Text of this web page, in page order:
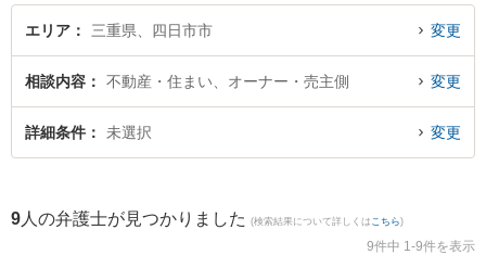
護士や杉岡法律事務所の杉岡 弘章弁護士、四日市エース法律事務所の鈴木 克昌
すぐに弁護士に相談したい』『オーナー・売主側の不動産問題のトラブル解決
の実績豊富な近くの弁護士を検索したい』『初回相談無料でオーナー・売主側
の不動産問題を法律相談できる四日市市内の弁護士に相談予約したい』などで
エリア 三重県、四日市市 変更
相談内容 不動産・住まい、オーナー・売主側 変更
詳細条件 未選択 変更
9 人の弁護士が見つかりました (検索結果について詳しくは こちら)
9件中 1-9件を表示